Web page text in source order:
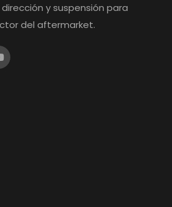
y suspensión para
del aftermarket.